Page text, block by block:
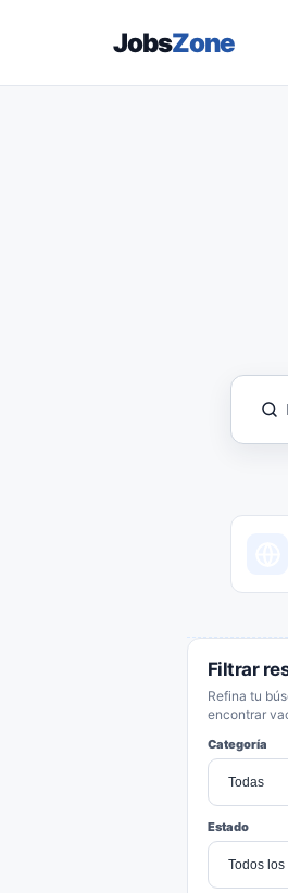
JobsZone
Filtrar
Refina tu
encontrar
Categoría
Estado